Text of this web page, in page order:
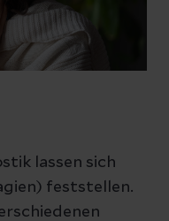
lassen sich
feststellen.